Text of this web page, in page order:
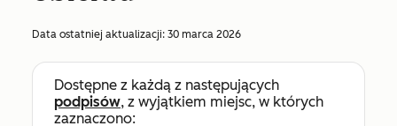
Data ostatniej aktualizacji: 30 marca 2026
Dostępne z każdą z następujących
podpisów, z wyjątkiem miejsc, w których
zaznaczono: